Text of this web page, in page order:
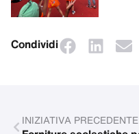
Condividi
INIZIATIVA PRECEDENTE